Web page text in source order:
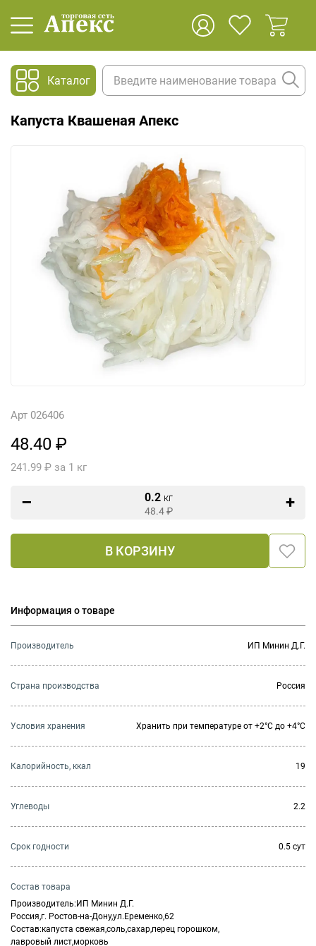
Каталог
Капуста Квашеная Апекс
Арт 026406
48.40 ₽
241.99 ₽ за 1 кг
0.2 кг
48.4₽
В КОРЗИНУ
Информация о товаре
Производитель ИП Минин Д.Г.
Страна производства Россия
Условия хранения Хранить при температуре от +2°С до +4°С
Калорийность, ккал 19
Углеводы 2.2
Cрок годности 0.5 сут
Состав товара
Производитель:ИП Минин Д.Г.
Россия,г. Ростов-на-Дону,ул.Еременко,62
Состав:капуста свежая,соль,сахар,перец горошком,
лавровый лист,морковь